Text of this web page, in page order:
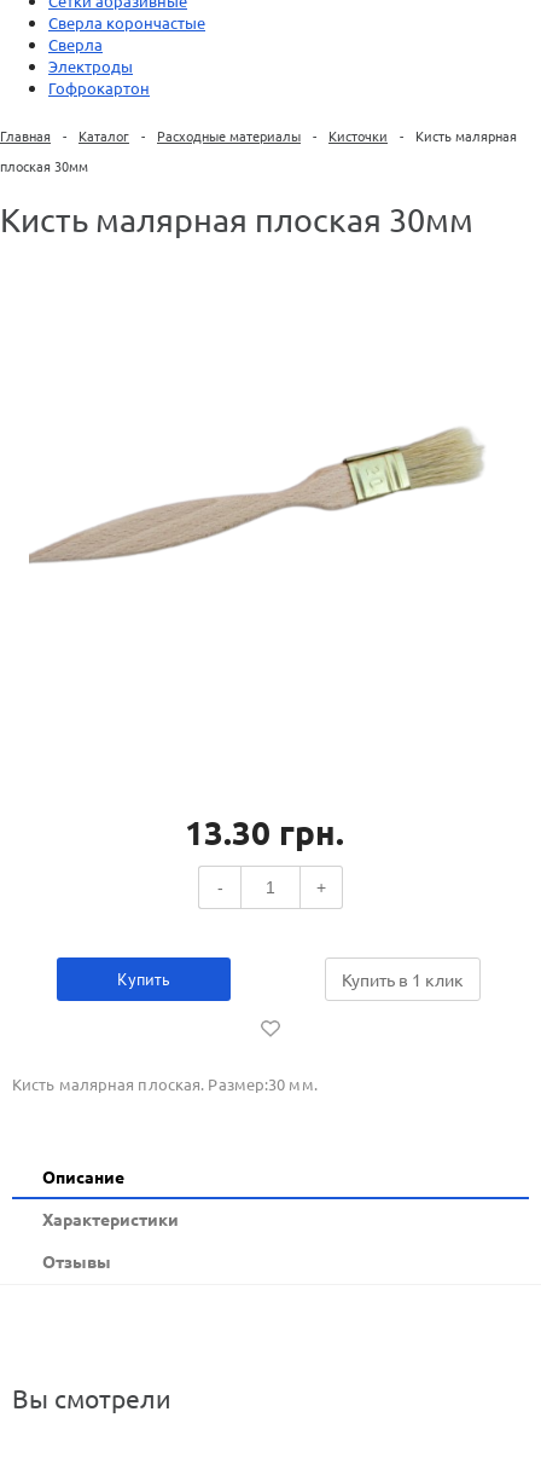
Сверла корончастые
Сверла
Электроды
Гофрокартон
Главная - Каталог - Расходные материалы - Кисточки -
Кисть малярная
плоская 30мм
Кисть малярная плоская 30мм
13.30 грн.
- +
Купить Купить в 1 клик
Кисть малярная плоская. Размер:30 мм.
Описание
Xарактеристики
Отзывы
Вы смотрели